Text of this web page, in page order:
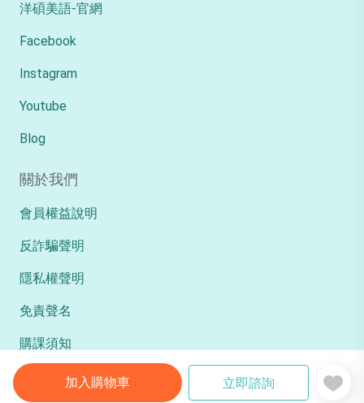
加入購物車 立即諮詢
洋碩美語-官網
Facebook
Instagram
Youtube
Blog
關於我們
會員權益說明
反詐騙聲明
隱私權聲明
免責聲名
購課須知
Copyright © TKB臺灣知識庫 All Rights Reserved.